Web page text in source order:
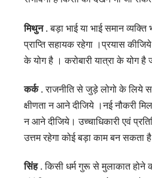
मिथुन . बड़ा भाई या भाई समान
प्राप्ति सहायक रहेगा ।प्रयास
के योग है । करोबारी यात्रा के योग है
कर्क .राजनीति से जुड़े लोगो के लिये
क्षीणता न आने दीजिये ।नई नौकरी
न आने दीजिये। उच्चाधिकारी एवं
उत्तम रहेगा कोई बड़ा काम बन सकता
सिंह .किसी धर्म गुरू से मुलाकात होने